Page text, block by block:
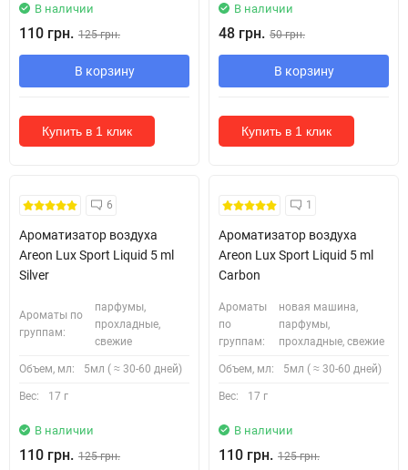
В наличии
110 грн. 125 грн.
В корзину
Купить в 1 клик
В наличии
48 грн. 50 грн.
В корзину
Купить в 1 клик
6
Ароматизатор воздуха
Areon Lux Sport Liquid 5 ml
Silver
Ароматы по
группам:
парфумы,
прохладные,
свежие
Объем, мл: 5мл ( ≈ 30-60 дней)
Вес: 17 г
В наличии
110 грн. 125 грн.
1
Ароматизатор воздуха
Areon Lux Sport Liquid 5 ml
Carbon
Ароматы
по
группам:
новая машина,
парфумы,
прохладные, свежие
Объем, мл: 5мл ( ≈ 30-60 дней)
Вес: 17 г
В наличии
110 грн. 125 грн.